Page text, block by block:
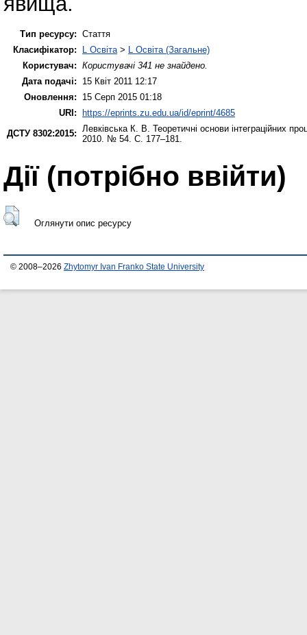
Тип ресурсу: Стаття
Класифікатор:
L Освіта > L Освіта (Загальне)
Користувач: Користувачі 341 не знайдено.
Дата подачі:
15 Квіт 2011 12:17
Оновлення:
15 Серп 2015 01:18
URI: https://eprints.zu.edu.ua/id/eprint/4685
ДСТУ 8302:2015:
Левківська К. В. Теоретичні основи інтеграційних
2010. № 54. С. 177–181.
Дії ​​(потрібно ввійти)
Оглянути опис ресурсу
© 2008–2026 Zhytomyr Ivan Franko State University